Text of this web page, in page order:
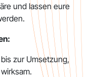
und lassen eure
zur Umsetzung,